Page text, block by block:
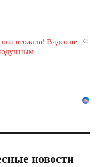
i
отожгла! Видео не
новости